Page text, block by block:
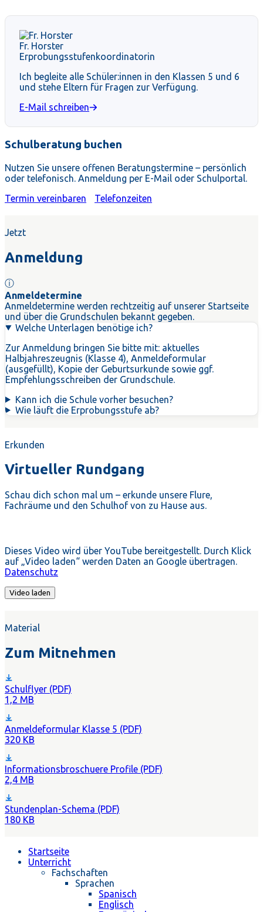
Fr. Horster
Erprobungsstufenkoordinatorin
Ich begleite alle Schüler:innen in den Klassen 5 und 6
und stehe Eltern für Fragen zur Verfügung.
E-Mail schreiben
Schulberatung buchen
Nutzen Sie unsere offenen Beratungstermine – persönlich
oder telefonisch. Anmeldung per E-Mail oder Schulportal.
Termin vereinbaren
Telefonzeiten
Jetzt
Anmeldung
ⓘ
Anmeldetermine
Anmeldetermine werden rechtzeitig auf unserer Startseite
und über die Grundschulen bekannt gegeben.
Welche Unterlagen benötige ich?
Zur Anmeldung bringen Sie bitte mit: aktuelles
Halbjahreszeugnis (Klasse 4), Anmeldeformular
(ausgefüllt), Kopie der Geburtsurkunde sowie ggf.
Empfehlungsschreiben der Grundschule.
Kann ich die Schule vorher besuchen?
Wie läuft die Erprobungsstufe ab?
Erkunden
Virtueller Rundgang
Schau dich schon mal um – erkunde unsere Flure,
Fachräume und den Schulhof von zu Hause aus.
Dieses Video wird über YouTube bereitgestellt. Durch Klick
auf „Video laden“ werden Daten an Google übertragen.
Datenschutz
Video laden
Material
Zum Mitnehmen
Schulflyer (PDF)
1,2 MB
Anmeldeformular Klasse 5 (PDF)
320 KB
Informationsbroschuere Profile (PDF)
2,4 MB
Stundenplan-Schema (PDF)
180 KB
Startseite
Unterricht
Fachschaften
Sprachen
Spanisch
Englisch